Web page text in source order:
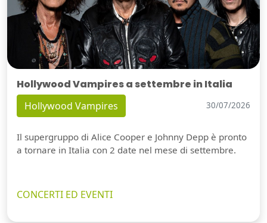
Hollywood Vampires a settembre in Italia
Hollywood Vampires 30/07/2026
Il supergruppo di Alice Cooper e Johnny Depp è pronto
a tornare in Italia con 2 date nel mese di settembre.
CONCERTI ED EVENTI